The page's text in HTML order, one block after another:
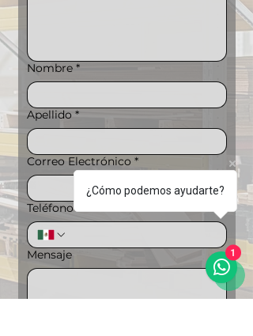
Nombre *
Apellido *
Correo Electrónico *
Teléfono *
Mensaje
¿Cómo podemos ayudarte?
1